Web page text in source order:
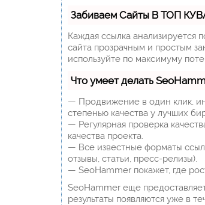
Забиваем Сайты В ТОП
Каждая ссылка анализируется
сайта прозрачным и простым
используйте по максимуму
Что умеет делать
— Продвижение в один клик,
степенью качества у лучших
— Регулярная проверка
качества проекта.
— Все известные форматы
отзывы, статьи, пресс-релизы).
— SeoHammer покажет, где
SeoHammer еще
результаты появляются уже в